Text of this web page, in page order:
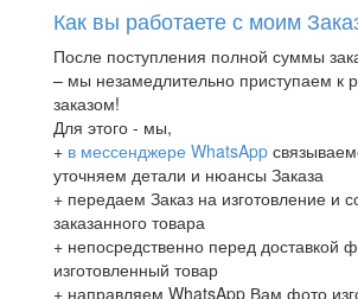
Как вы работаете с моим
После поступления полной суммы
– мы незамедлительно приступаем к
заказом!
Для этого - мы,
+ в мессенджере WhatsApp
уточняем детали и нюансы Заказа
+ передаем Заказ на изготовление и
заказанного товара
+ непосредственно перед доставкой
изготовленный товар
+ направляем WhatsApp Вам фото